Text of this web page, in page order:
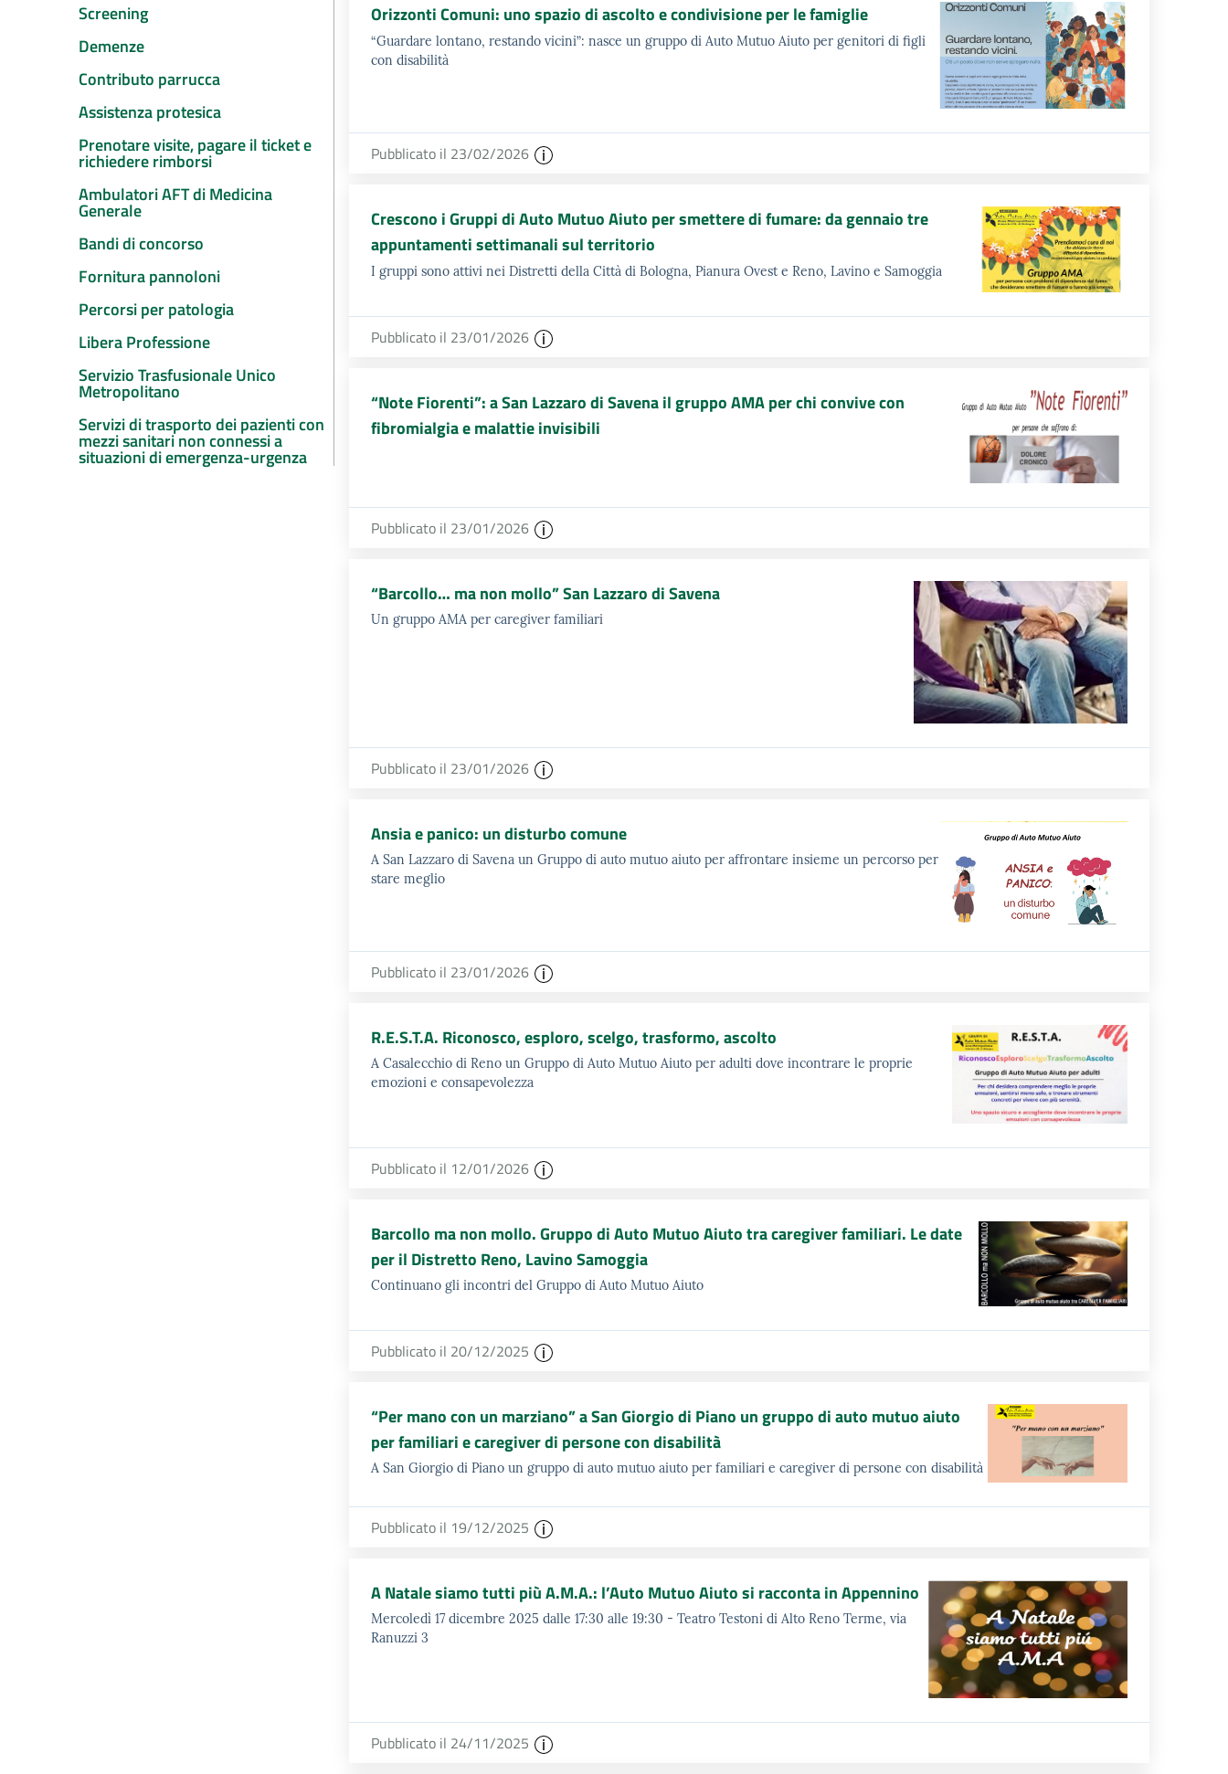
Screening
Demenze
Contributo parrucca
Assistenza protesica
Prenotare visite, pagare il ticket e
richiedere rimborsi
Ambulatori AFT di Medicina
Generale
Bandi di concorso
Fornitura pannoloni
Percorsi per patologia
Libera Professione
Servizio Trasfusionale Unico
Metropolitano
Servizi di trasporto dei pazienti con
mezzi sanitari non connessi a
situazioni di emergenza-urgenza
Orizzonti Comuni: uno spazio di ascolto e condivisione per le famiglie
“Guardare lontano, restando vicini”: nasce un gruppo di Auto Mutuo Aiuto per genitori di figli
con disabilità
Pubblicato il 23/02/2026
Crescono i Gruppi di Auto Mutuo Aiuto per smettere di fumare: da gennaio tre
appuntamenti settimanali sul territorio
I gruppi sono attivi nei Distretti della Città di Bologna, Pianura Ovest e Reno, Lavino e Samoggia
Pubblicato il 23/01/2026
“Note Fiorenti”: a San Lazzaro di Savena il gruppo AMA per chi convive con
fibromialgia e malattie invisibili
Pubblicato il 23/01/2026
“Barcollo… ma non mollo” San Lazzaro di Savena
Un gruppo AMA per caregiver familiari
Pubblicato il 23/01/2026
Ansia e panico: un disturbo comune
A San Lazzaro di Savena un Gruppo di auto mutuo aiuto per affrontare insieme un percorso per
stare meglio
Pubblicato il 23/01/2026
R.E.S.T.A. Riconosco, esploro, scelgo, trasformo, ascolto
A Casalecchio di Reno un Gruppo di Auto Mutuo Aiuto per adulti dove incontrare le proprie
emozioni e consapevolezza
Pubblicato il 12/01/2026
Barcollo ma non mollo. Gruppo di Auto Mutuo Aiuto tra caregiver familiari. Le date
per il Distretto Reno, Lavino Samoggia
Continuano gli incontri del Gruppo di Auto Mutuo Aiuto
Pubblicato il 20/12/2025
“Per mano con un marziano” a San Giorgio di Piano un gruppo di auto mutuo aiuto
per familiari e caregiver di persone con disabilità
A San Giorgio di Piano un gruppo di auto mutuo aiuto per familiari e caregiver di persone con disabilità
Pubblicato il 19/12/2025
A Natale siamo tutti più A.M.A.: l’Auto Mutuo Aiuto si racconta in Appennino
Mercoledì 17 dicembre 2025 dalle 17:30 alle 19:30 - Teatro Testoni di Alto Reno Terme, via
Ranuzzi 3
Pubblicato il 24/11/2025